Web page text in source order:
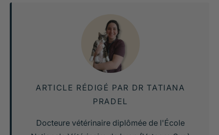
ARTICLE RÉDIGÉ PAR DR TATIANA
PRADEL
Docteure vétérinaire diplômée de l'École